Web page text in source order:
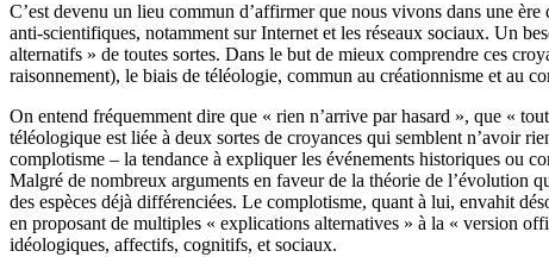
C’est devenu un lieu commun d’affirmer que nous vivons dans une
anti-scientifiques, notamment sur Internet et les réseaux sociaux. Un
alternatifs » de toutes sortes. Dans le but de mieux comprendre ces
raisonnement), le biais de téléologie, commun au créationnisme et au
On entend fréquemment dire que « rien n’arrive par hasard », que «
téléologique est liée à deux sortes de croyances qui semblent n’avoir
complotisme – la tendance à expliquer les événements historiques ou
Malgré de nombreux arguments en faveur de la théorie de l’évolution
des espèces déjà différenciées. Le complotisme, quant à lui, envahit
en proposant de multiples « explications alternatives » à la « version
idéologiques, affectifs, cognitifs, et sociaux.